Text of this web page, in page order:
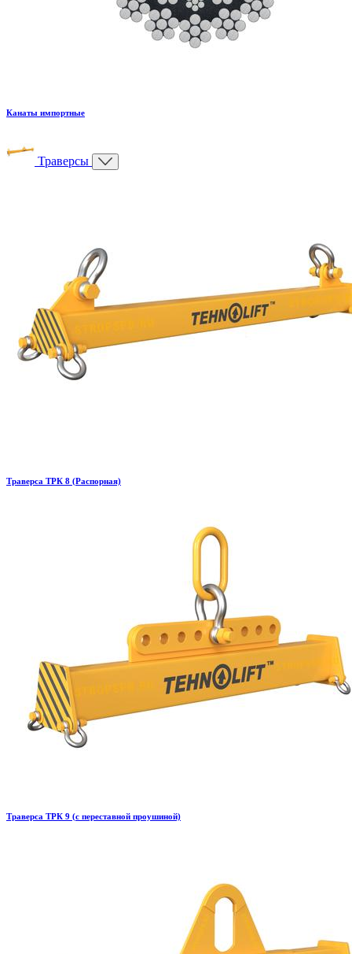
Канаты импортные
Траверсы
Траверса ТРК 8 (Распорная)
Траверса ТРК 9 (с переставной проушиной)